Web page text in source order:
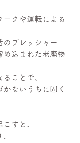
ークや運転による
のプレッシャー
め込まれた老廃物
ことで、
ないうちに固く
すと、